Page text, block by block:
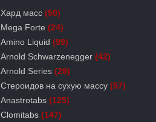
Хард масс (50)
Mega Forte (24)
Amino Liquid (99)
Arnold Schwarzenegger (42)
Arnold Series (29)
Стероидов на сухую массу (57)
Anastrotabs (125)
Clomitabs (147)